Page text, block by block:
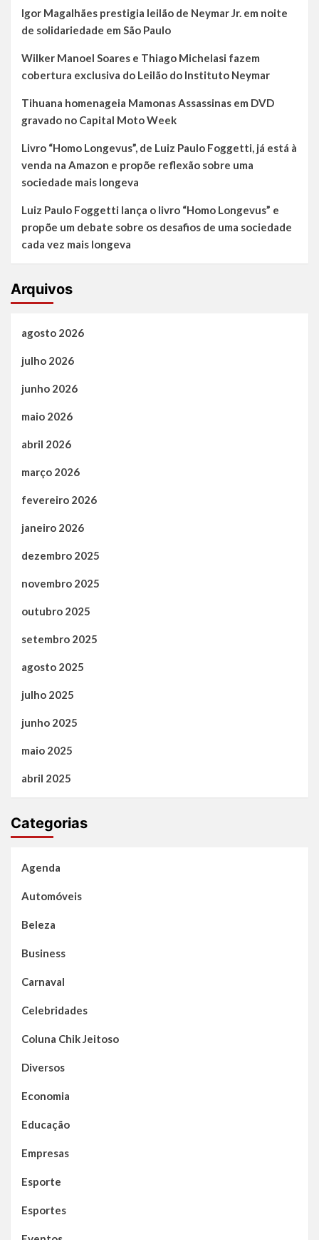
Igor Magalhães prestigia leilão de Neymar Jr. em noite
de solidariedade em São Paulo
Wilker Manoel Soares e Thiago Michelasi fazem
cobertura exclusiva do Leilão do Instituto Neymar
Tihuana homenageia Mamonas Assassinas em DVD
gravado no Capital Moto Week
Livro “Homo Longevus”, de Luiz Paulo Foggetti, já está à
venda na Amazon e propõe reflexão sobre uma
sociedade mais longeva
Luiz Paulo Foggetti lança o livro “Homo Longevus” e
propõe um debate sobre os desafios de uma sociedade
cada vez mais longeva
Arquivos
agosto 2026
julho 2026
junho 2026
maio 2026
abril 2026
março 2026
fevereiro 2026
janeiro 2026
dezembro 2025
novembro 2025
outubro 2025
setembro 2025
agosto 2025
julho 2025
junho 2025
maio 2025
abril 2025
Categorias
Agenda
Automóveis
Beleza
Business
Carnaval
Celebridades
Coluna Chik Jeitoso
Diversos
Economia
Educação
Empresas
Esporte
Esportes